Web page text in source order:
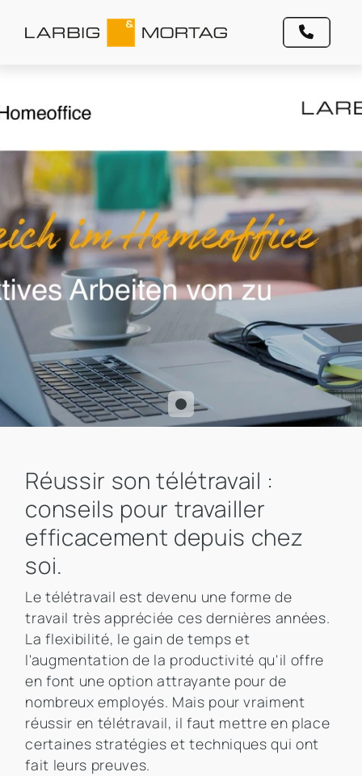
Réussir son télétravail :
conseils pour travailler
efficacement depuis chez
soi.
Le télétravail est devenu une forme de
travail très appréciée ces dernières années.
La flexibilité, le gain de temps et
l'augmentation de la productivité qu'il offre
en font une option attrayante pour de
nombreux employés. Mais pour vraiment
réussir en télétravail, il faut mettre en place
certaines stratégies et techniques qui ont
fait leurs preuves.